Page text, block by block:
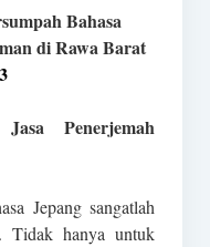
Bahasa
di Rawa Barat
Penerjemah
Jepang sangatlah
Tidak hanya untuk